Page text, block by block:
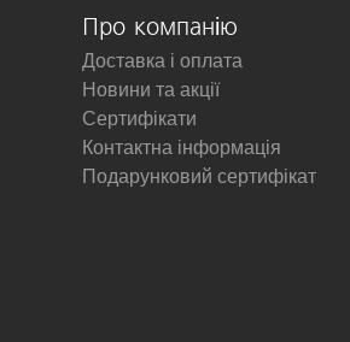
Про компанію
Доставка і оплата
Новини та акції
Сертифікати
Контактна інформація
Подарунковий сертифікат